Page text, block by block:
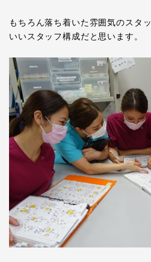
もちろん落ち着いた雰囲気のスタ
いいスタッフ構成だと思います。